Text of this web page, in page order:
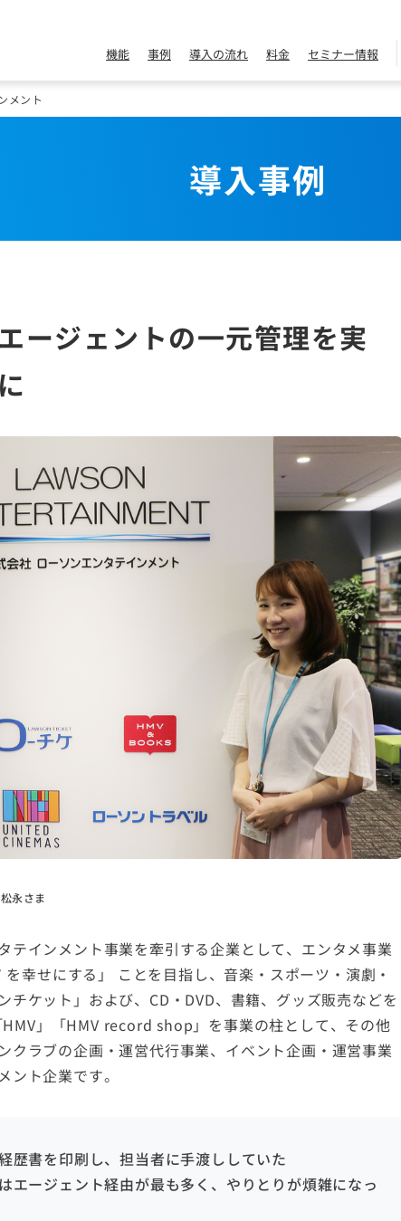
機能 事例 導入の流れ 料金 セミナー情報
メント
導入事例
ージェントの一元管理を実
永さま
テインメント事業を牽引する企業として、エンタメ事業
幸せにする」 ことを目指し、音楽・スポーツ・演劇・
チケット」および、CD・DVD、書籍、グッズ販売などを
」「HMV record shop」を事業の柱として、その他
クラブの企画・運営代行事業、イベント企画・運営事業
ント企業です。
歴書を印刷し、担当者に手渡ししていた
エージェント経由が最も多く、やりとりが煩雑になっ